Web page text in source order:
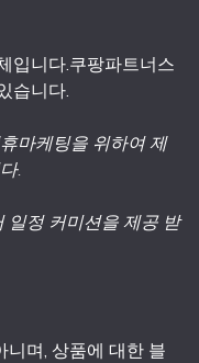
입니다.쿠팡파트너스
습니다.
마케팅을 위하여 제
.
일정 커미션을 제공 받
니며, 상품에 대한 블